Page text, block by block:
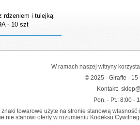
rdzeniem i tulejką
- 10 szt
W ramach naszej witryny
© 2025 - Giraffe -
Kontakt:
Pon. - Pt.: 8:00 -
towarowe użyte na stronie stanowią
nie stanowi oferty w rozumieniu Kodeksu